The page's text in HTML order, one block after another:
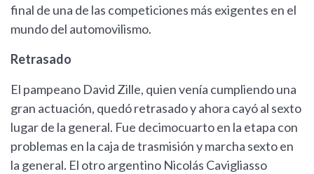
final de una de las competiciones más exigentes en el
mundo del automovilismo.
Retrasado
El pampeano David Zille, quien venía cumpliendo una
gran actuación, quedó retrasado y ahora cayó al sexto
lugar de la general. Fue decimocuarto en la etapa con
problemas en la caja de trasmisión y marcha sexto en
la general. El otro argentino Nicolás Cavigliasso